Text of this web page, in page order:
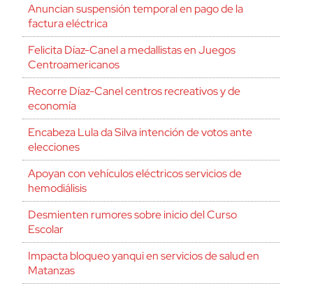
Anuncian suspensión temporal en pago de la
factura eléctrica
Felicita Díaz-Canel a medallistas en Juegos
Centroamericanos
Recorre Díaz-Canel centros recreativos y de
economía
Encabeza Lula da Silva intención de votos ante
elecciones
Apoyan con vehículos eléctricos servicios de
hemodiálisis
Desmienten rumores sobre inicio del Curso
Escolar
Impacta bloqueo yanqui en servicios de salud en
Matanzas